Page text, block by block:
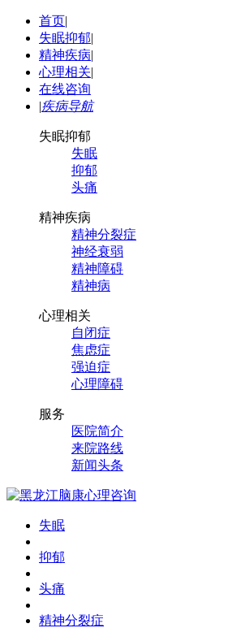
首页|
失眠抑郁|
精神疾病|
心理相关|
在线咨询
|疾病导航
失眠抑郁
失眠
抑郁
头痛
精神疾病
精神分裂症
神经衰弱
精神障碍
精神病
心理相关
自闭症
焦虑症
强迫症
心理障碍
服务
医院简介
来院路线
新闻头条
失眠
抑郁
头痛
精神分裂症